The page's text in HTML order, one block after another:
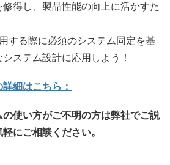
修得し、製品性能の向上に活かすた
する際に必須のシステム同定を基
ステム設計に応用しよう！
細はこちら：
の使い方がご不明の方は弊社でご説
にご相談ください。